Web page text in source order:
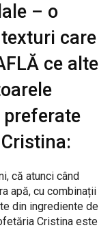
– o
care
ce alte
că atunci când
apă, cu combinații
din ingrediente de
Cristina este